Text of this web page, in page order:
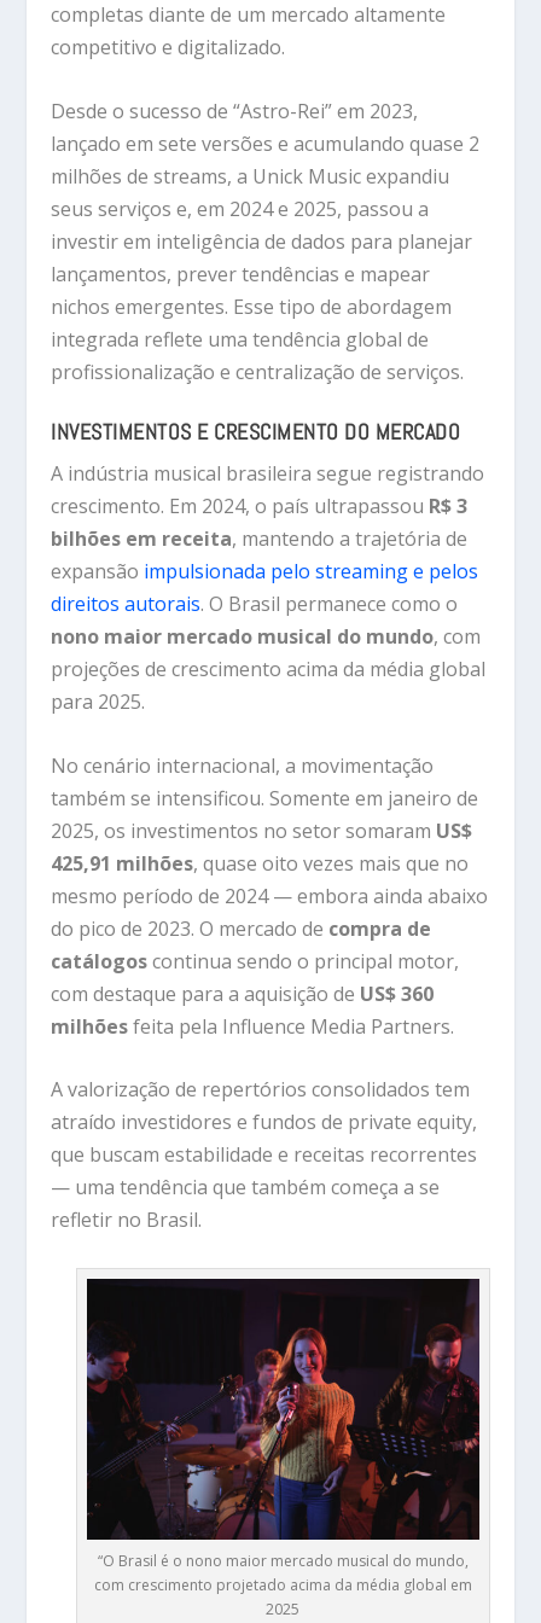
completas diante de um mercado altamente
competitivo e digitalizado.
Desde o sucesso de “Astro-Rei” em 2023,
lançado em sete versões e acumulando quase 2
milhões de streams, a Unick Music expandiu
seus serviços e, em 2024 e 2025, passou a
investir em inteligência de dados para planejar
lançamentos, prever tendências e mapear
nichos emergentes. Esse tipo de abordagem
integrada reflete uma tendência global de
profissionalização e centralização de serviços.
INVESTIMENTOS E CRESCIMENTO DO MERCADO
A indústria musical brasileira segue registrando
crescimento. Em 2024, o país ultrapassou R$ 3
bilhões em receita, mantendo a trajetória de
expansão impulsionada pelo streaming e pelos
direitos autorais. O Brasil permanece como o
nono maior mercado musical do mundo, com
projeções de crescimento acima da média global
para 2025.
No cenário internacional, a movimentação
também se intensificou. Somente em janeiro de
2025, os investimentos no setor somaram US$
425,91 milhões, quase oito vezes mais que no
mesmo período de 2024 — embora ainda abaixo
do pico de 2023. O mercado de compra de
catálogoscontinua sendo o principal motor,
com destaque para a aquisição de US$ 360
milhõesfeita pela Influence Media Partners.
A valorização de repertórios consolidados tem
atraído investidores e fundos de private equity,
que buscam estabilidade e receitas recorrentes
— uma tendência que também começa a se
refletir no Brasil.
“O Brasil é o nono maior mercado musical do mundo,
com crescimento projetado acima da média global em
2025